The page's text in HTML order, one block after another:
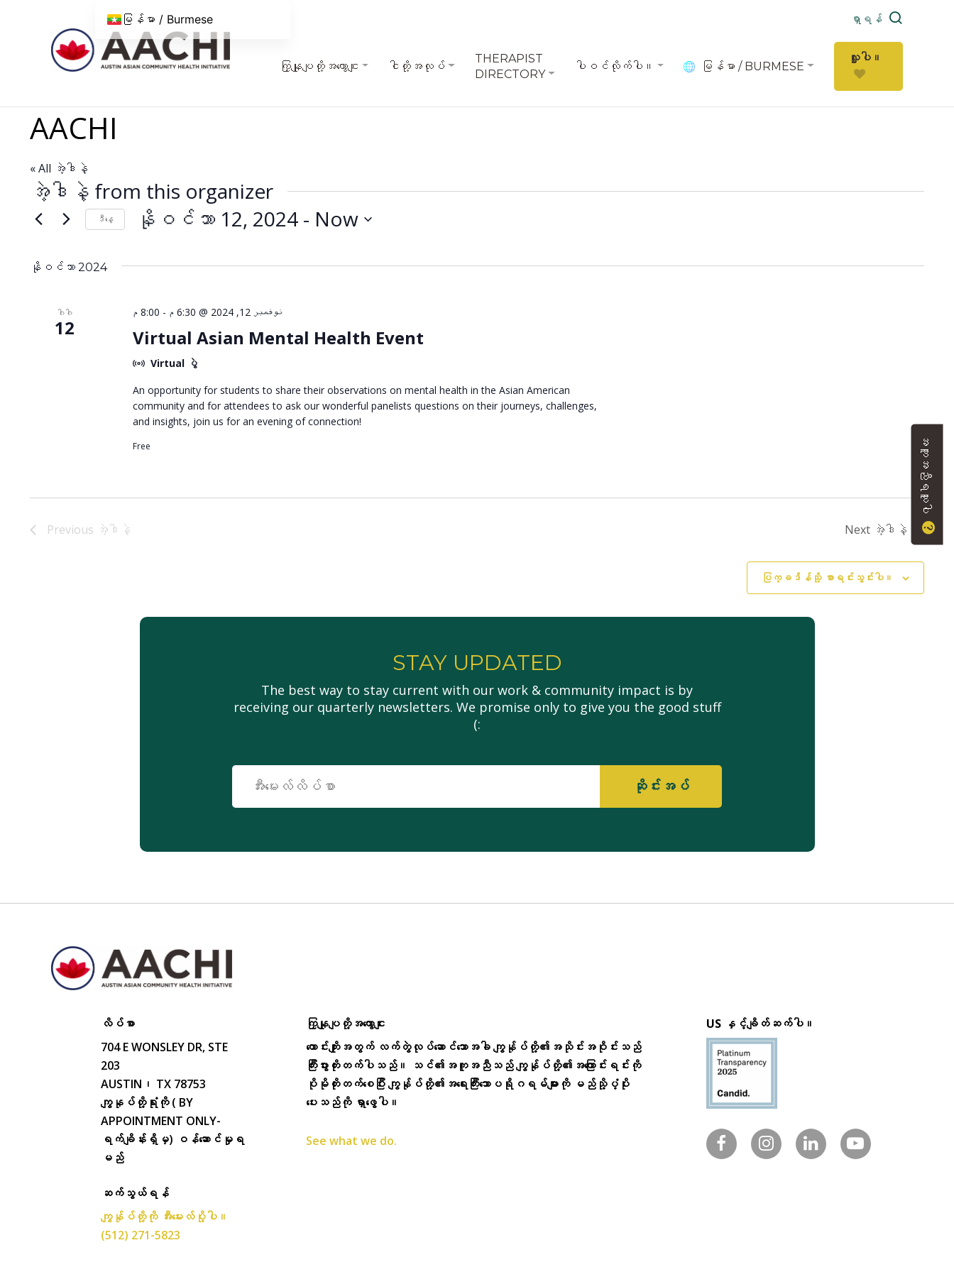
ရှာရန်
ကြှနျုပျတို့အကွောငျး ငါတို့အလုပ်
THERAPIST
DIRECTORY
ပါဝင်လိုက်ပါ။ မြန်မာ / BURMESE
လှူပါ။
AACHI
« All အဲ့ဒါနဲ့
အဲ့ဒါနဲ့ from this organizer
ဒီနေ့ နိုဝင်ဘာ 12, 2024 - Now
နိုဝင်ဘာ 2024
ဂါဂါ
12 Virtual Asian Mental Health Event
نوفمبر 12, 2024 @ 6:30 م - 8:00 م
Virtual ပွဲ
An opportunity for students to share their observations on mental health in the Asian American
community and for attendees to ask our wonderful panelists questions on their journeys, challenges,
and insights, join us for an evening of connection!
Free
Previous အဲ့ဒါနဲ့ Next အဲ့ဒါနဲ့
ပြက္ခဒိန်သို့ စာရင်းသွင်းပါ။
STAY UPDATED
The best way to stay current with our work & community impact is by
receiving our quarterly newsletters. We promise only to give you the good stuff
(:
လ်
အကူအညီရယူပါ
လိပ်စာ
704 E WONSLEY DR, STE
203
AUSTIN၊ TX 78753
ကျွနုပ်တို့ရုံးကို ( BY
APPOINTMENT ONLY-
ရက်ချိန်းရှိမှ) ဝန်ဆောင်မှုရ
မည်
ဆက်သွယ်ရန်
ကျွန်ုပ်တို့ကို အီးမေးလ်ပို့ပါ။
(512) 271-5823
ကြှနျုပျတို့အကွောငျး
ကောင်းကျိုးအတွက် လက်တွဲလုပ်ဆောင်သောအခါ ကျွန်ုပ်တို့၏အသိုင်းအဝိုင်းသည်
ကြီးပွားတိုးတက်ပါသည်။ သင်၏အကူအညီသည် ကျွန်ုပ်တို့၏အကြောင်းရင်းကို
ပိုမိုတိုးတက်စေပြီး ကျွန်ုပ်တို့၏အရေးကြီးသောပရိုဂရမ်များကို မည်သို့ပံ့ပိုး
ပေးသည်ကို ရှာဖွေပါ။
See what we do.
US နှင့်ချိတ်ဆက်ပါ။
မြန်မာ / Burmese